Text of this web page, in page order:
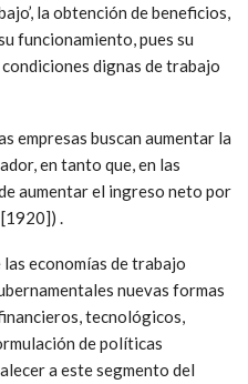
la obtención de beneficios,
funcionamiento, pues su
dignas de trabajo
empresas buscan aumentar la
en tanto que, en las
aumentar el ingreso neto por
.
economías de trabajo
nuevas formas
tecnológicos,
de políticas
a este segmento del